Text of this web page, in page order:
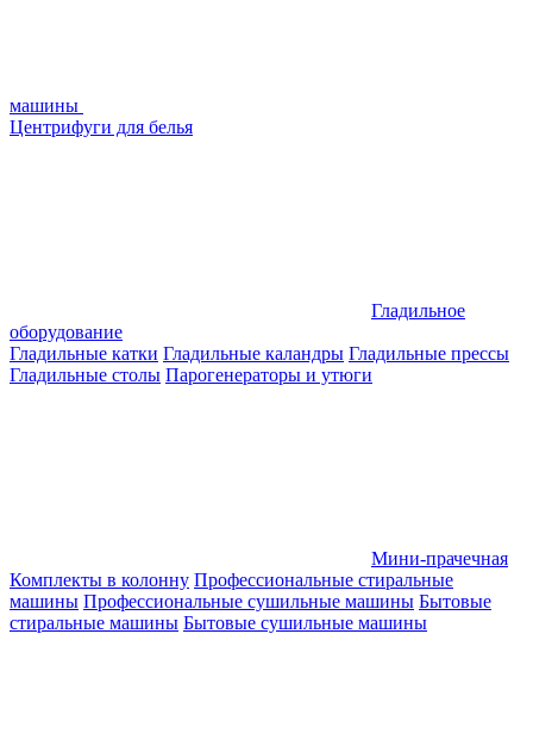
машины
Центрифуги для белья
Гладильное
оборудование
Гладильные катки Гладильные каландры Гладильные прессы
Гладильные столы Парогенераторы и утюги
Мини-прачечная
Комплекты в колонну Профессиональные стиральные
машины Профессиональные сушильные машины Бытовые
стиральные машины Бытовые сушильные машины